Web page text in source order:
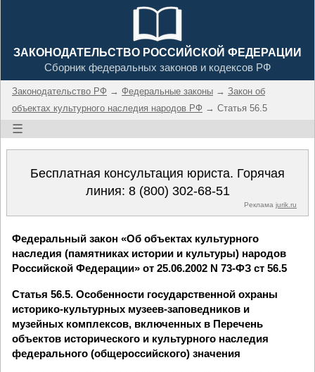
ЗАКОНОДАТЕЛЬСТВО РОССИЙСКОЙ ФЕДЕРАЦИИ
Сборник федеральных законов и кодексов РФ
Законодательство РФ → Федеральные законы → Закон об
объектах культурного наследия народов РФ → Статья 56.5
☰
Бесплатная консультация юриста. Горячая
линия: 8 (800) 302-68-51
Реклама jurik.ru
Федеральный закон «Об объектах культурного
наследия (памятниках истории и культуры) народов
Российской Федерации» от 25.06.2002 N 73-ФЗ ст 56.5
Статья 56.5. Особенности государственной охраны
историко-культурных музеев-заповедников и
музейных комплексов, включенных в Перечень
объектов исторического и культурного наследия
федерального (общероссийского) значения